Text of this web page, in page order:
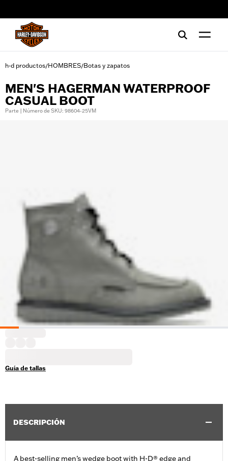
h-d productos/HOMBRES/Botas y zapatos
MEN'S HAGERMAN WATERPROOF
CASUAL BOOT
Parte | Número de SKU: 98604-25VM
Guía de tallas
DESCRIPCIÓN
A best-selling men’s wedge boot with H-D® edge and